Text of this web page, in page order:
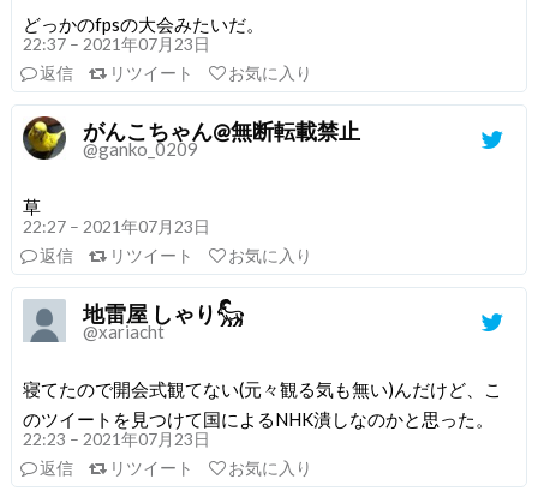
どっかのfpsの大会みたいだ。
22:37 – 2021年07月23日
返信
リツイート お気に入り
がんこちゃん@無断転載禁止
@ganko_0209
草
22:27 – 2021年07月23日
返信
リツイート お気に入り
地雷屋 しゃり𓃵
@xariacht
寝てたので開会式観てない(元々観る気も無い)んだけど、こ
のツイートを見つけて国によるNHK潰しなのかと思った。
22:23 – 2021年07月23日
返信
リツイート お気に入り